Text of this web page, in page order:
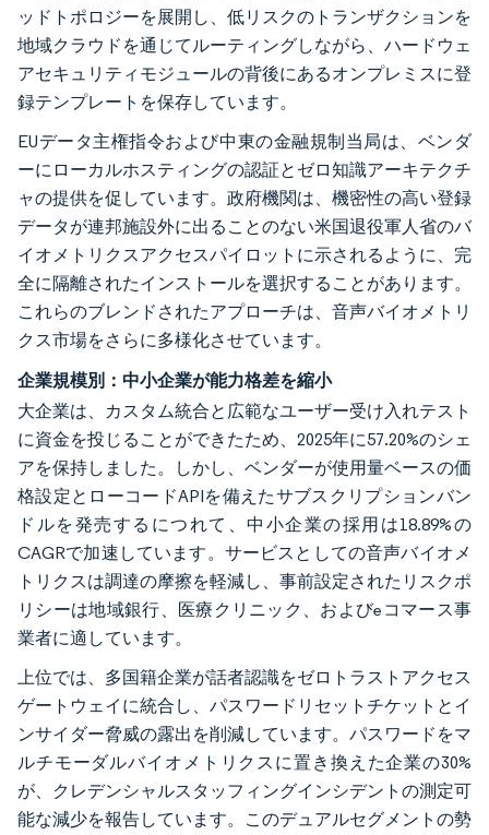
ッドトポロジーを展開し、低リスクのトランザクションを
地域クラウドを通じてルーティングしながら、ハードウェ
アセキュリティモジュールの背後にあるオンプレミスに登
録テンプレートを保存しています。
EUデータ主権指令および中東の金融規制当局は、ベンダ
ーにローカルホスティングの認証とゼロ知識アーキテクチ
ャの提供を促しています。政府機関は、機密性の高い登録
データが連邦施設外に出ることのない米国退役軍人省のバ
イオメトリクスアクセスパイロットに示されるように、完
全に隔離されたインストールを選択することがあります。
これらのブレンドされたアプローチは、音声バイオメトリ
クス市場をさらに多様化させています。
企業規模別：中小企業が能力格差を縮小
大企業は、カスタム統合と広範なユーザー受け入れテスト
に資金を投じることができたため、2025年に57.20%のシェ
アを保持しました。しかし、ベンダーが使用量ベースの価
格設定とローコードAPIを備えたサブスクリプションバン
ドルを発売するにつれて、中小企業の採用は18.89%の
CAGRで加速しています。サービスとしての音声バイオメ
トリクスは調達の摩擦を軽減し、事前設定されたリスクポ
リシーは地域銀行、医療クリニック、およびeコマース事
業者に適しています。
上位では、多国籍企業が話者認識をゼロトラストアクセス
ゲートウェイに統合し、パスワードリセットチケットとイ
ンサイダー脅威の露出を削減しています。パスワードをマ
ルチモーダルバイオメトリクスに置き換えた企業の30%
が、クレデンシャルスタッフィングインシデントの測定可
能な減少を報告しています。このデュアルセグメントの勢